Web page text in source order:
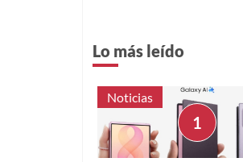
Lo más leído
Noticias